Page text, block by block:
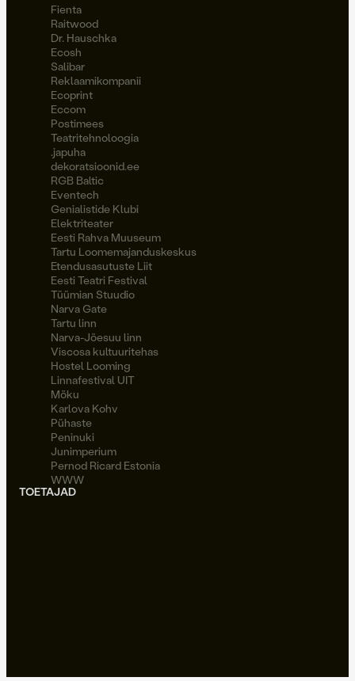
Fienta
Raitwood
Dr. Hauschka
Ecosh
Salibar
Reklaamikompanii
Ecoprint
Eccom
Postimees
Teatritehnoloogia
.japuha
dekoratsioonid.ee
RGB Baltic
Eventech
Genialistide Klubi
Elektriteater
Eesti Rahva Muuseum
Tartu Loomemajanduskeskus
Etendusasutuste Liit
Eesti Teatri Festival
Tüümian Stuudio
Narva Gate
Tartu linn
Narva-Jõesuu linn
Viscosa kultuuritehas
Hostel Looming
Linnafestival UIT
Möku
Karlova Kohv
Pühaste
Peninuki
Junimperium
Pernod Ricard Estonia
WWW
TOETAJAD